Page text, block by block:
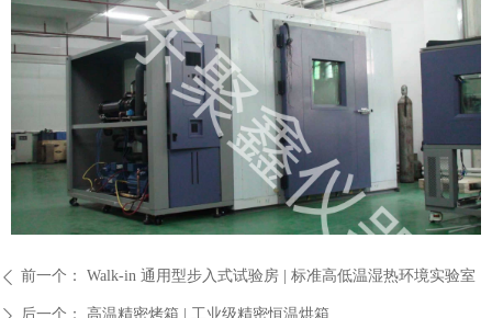
ꄴ 前一个： Walk-in 通用型步入式试验房 | 标准高低温湿热环境实验室
后一个： 高温精密烤箱 | 工业级精密恒温烘箱